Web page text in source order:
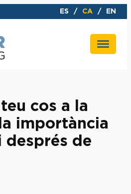
ES CA EN
cos a la
importància
després de